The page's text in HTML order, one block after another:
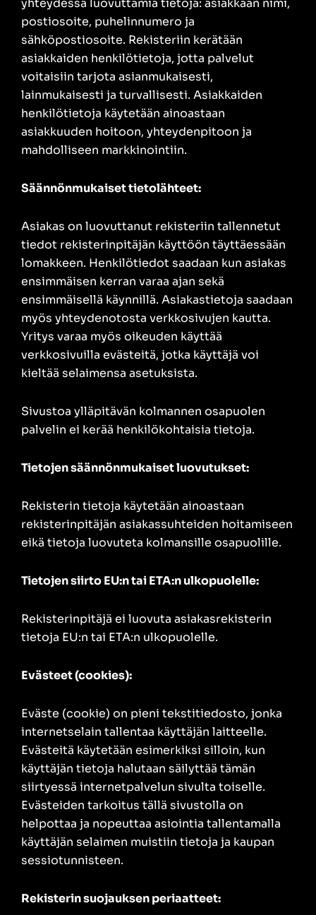
yhteydessä luovuttamia tietoja: asiakkaan nimi,
postiosoite, puhelinnumero ja
sähköpostiosoite. Rekisteriin kerätään
asiakkaiden henkilötietoja, jotta palvelut
voitaisiin tarjota asianmukaisesti,
lainmukaisesti ja turvallisesti. Asiakkaiden
henkilötietoja käytetään ainoastaan
asiakkuuden hoitoon, yhteydenpitoon ja
mahdolliseen markkinointiin.
Säännönmukaiset tietolähteet:
Asiakas on luovuttanut rekisteriin tallennetut
tiedot rekisterinpitäjän käyttöön täyttäessään
lomakkeen. Henkilötiedot saadaan kun asiakas
ensimmäisen kerran varaa ajan sekä
ensimmäisellä käynnillä. Asiakastietoja saadaan
myös yhteydenotosta verkkosivujen kautta.
Yritys varaa myös oikeuden käyttää
verkkosivuilla evästeitä, jotka käyttäjä voi
kieltää selaimensa asetuksista.
Sivustoa ylläpitävän kolmannen osapuolen
palvelin ei kerää henkilökohtaisia tietoja.
Tietojen säännönmukaiset luovutukset:
Rekisterin tietoja käytetään ainoastaan
rekisterinpitäjän asiakassuhteiden hoitamiseen
eikä tietoja luovuteta kolmansille osapuolille.
Tietojen siirto EU:n tai ETA:n ulkopuolelle:
Rekisterinpitäjä ei luovuta asiakasrekisterin
tietoja EU:n tai ETA:n ulkopuolelle.
Evästeet (cookies):
Eväste (cookie) on pieni tekstitiedosto, jonka
internetselain tallentaa käyttäjän laitteelle.
Evästeitä käytetään esimerkiksi silloin, kun
käyttäjän tietoja halutaan säilyttää tämän
siirtyessä internetpalvelun sivulta toiselle.
Evästeiden tarkoitus tällä sivustolla on
helpottaa ja nopeuttaa asiointia tallentamalla
käyttäjän selaimen muistiin tietoja ja kaupan
sessiotunnisteen.
Rekisterin suojauksen periaatteet: